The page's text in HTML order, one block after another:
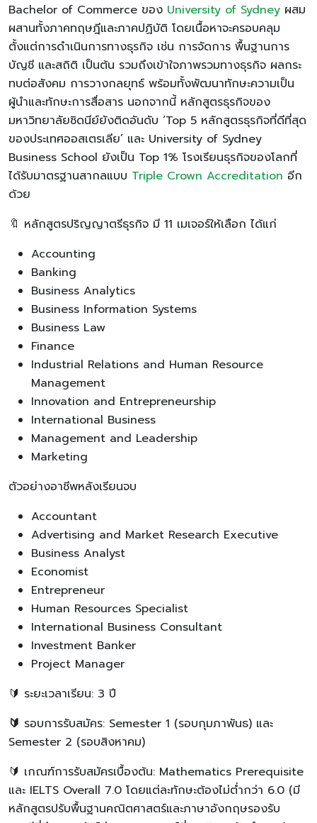
Bachelor of Commerce ของ University of Sydney ผสม
ผสานทั้งภาคทฤษฎีและภาคปฏิบัติ โดยเนื้อหาจะครอบคลุม
ตั้งแต่การดำเนินการทางธุรกิจ เช่น การจัดการ พื้นฐานการ
บัญชี และสถิติ เป็นต้น รวมถึงเข้าใจภาพรวมทางธุรกิจ ผลกระ
ทบต่อสังคม การวางกลยุทธ์ พร้อมทั้งพัฒนาทักษะความเป็น
ผู้นำและทักษะการสื่อสาร นอกจากนี้ หลักสูตรธุรกิจของ
มหาวิทยาลัยซิดนีย์ยังติดอันดับ ‘Top 5 หลักสูตรธุรกิจที่ดีที่สุด
ของประเทศออสเตรเลีย’ และ University of Sydney
Business School ยังเป็น Top 1% โรงเรียนธุรกิจของโลกที่
ได้รับมาตรฐานสากลแบบ Triple Crown Accreditation อีก
ด้วย
🔖 หลักสูตรปริญญาตรีธุรกิจ มี 11 เมเจอร์ให้เลือก ได้แก่
Accounting
Banking
Business Analytics
Business Information Systems
Business Law
Finance
Industrial Relations and Human Resource
Management
Innovation and Entrepreneurship
International Business
Management and Leadership
Marketing
ตัวอย่างอาชีพหลังเรียนจบ
Accountant
Advertising and Market Research Executive
Business Analyst
Economist
Entrepreneur
Human Resources Specialist
International Business Consultant
Investment Banker
Project Manager
🔰 ระยะเวลาเรียน: 3 ปี
🔰 รอบการรับสมัคร: Semester 1 (รอบกุมภาพันธ) และ
Semester 2 (รอบสิงหาคม)
🔰 เกณฑ์การรับสมัครเบื้องต้น: Mathematics Prerequisite
และ IELTS Overall 7.0 โดยแต่ละทักษะต้องไม่ต่ำกว่า 6.0 (มี
หลักสูตรปรับพื้นฐานคณิตศาสตร์และภาษาอังกฤษรองรับ